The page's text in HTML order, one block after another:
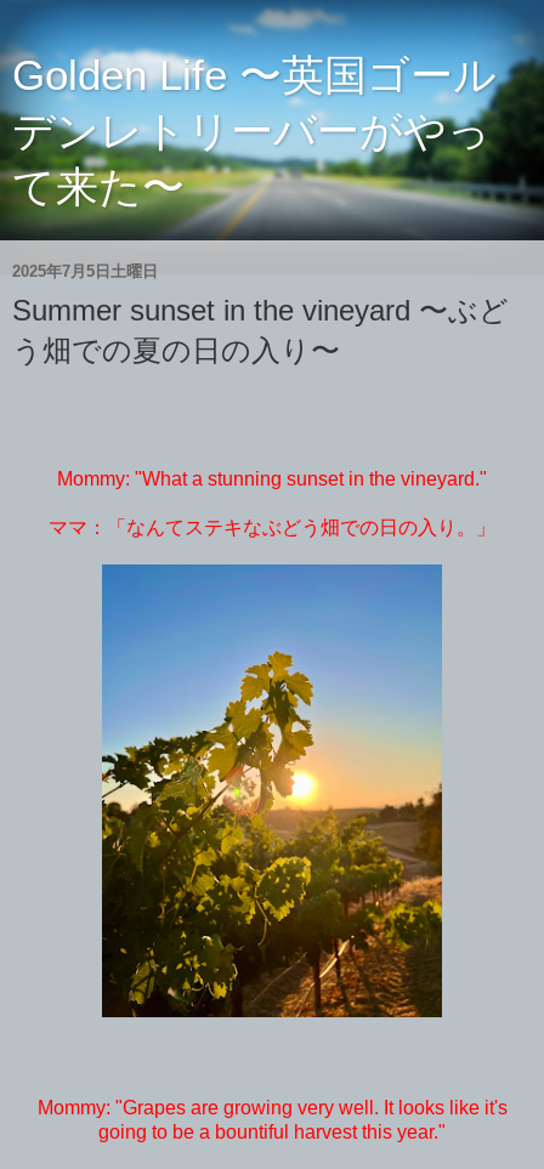
Golden Life 〜英国ゴール
デンレトリーバーがやっ
て来た〜
2025年7月5日土曜日
Summer sunset in the vineyard 〜ぶど
う畑での夏の日の入り〜
Mommy: "What a stunning sunset in the vineyard."
ママ：「なんてステキなぶどう畑での日の入り。」
Mommy: "Grapes are growing very well. It looks like it's
going to be a bountiful harvest this year."